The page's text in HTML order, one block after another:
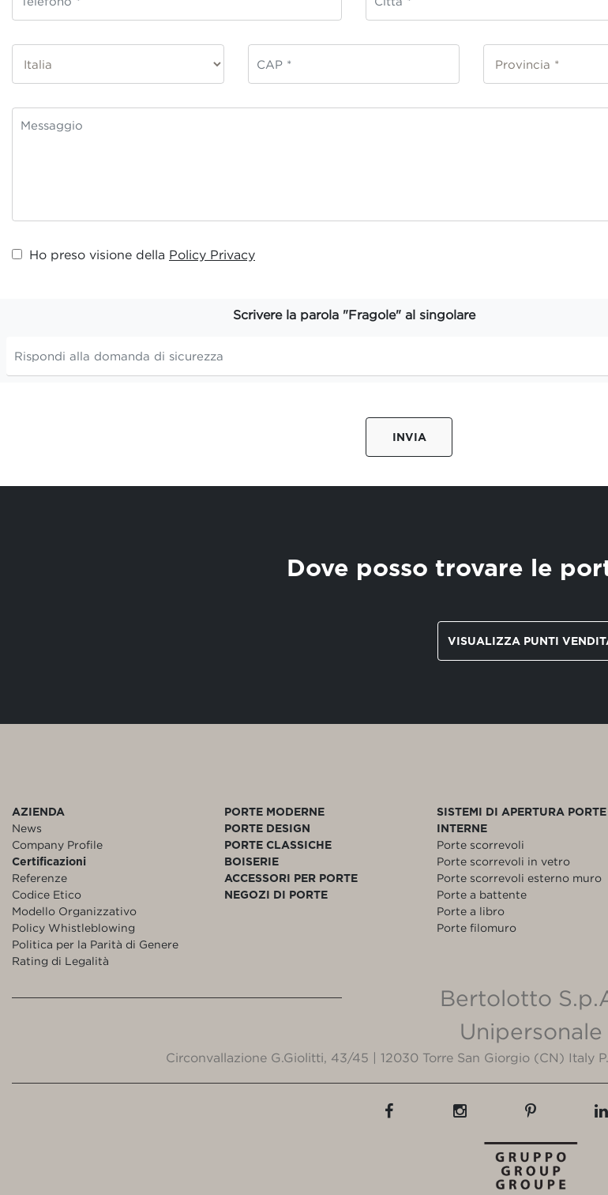
Ho preso visione della Policy Privacy
Scrivere la parola "Fragole" al singolare
INVIA
Dove posso trovare le
VISUALIZZA PUNTI
AZIENDA
News
Company Profile
Certificazioni
Referenze
Codice Etico
Modello Organizzativo
Policy Whistleblowing
Politica per la Parità di Genere
Rating di Legalità
PORTE MODERNE
PORTE DESIGN
PORTE CLASSICHE
BOISERIE
ACCESSORI PER PORTE
NEGOZI DI PORTE
SISTEMI DI APERTURA PORTE
INTERNE
Porte scorrevoli
Porte scorrevoli in vetro
Porte scorrevoli esterno muro
Porte a battente
Porte a libro
Porte filomuro
Bertolotto
Unipersonale
Circonvallazione G.Giolitti, 43/45 | 12030 Torre San Giorgio (CN) Italy